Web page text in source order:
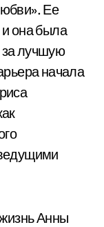
Ее
она была
за лучшую
начала
Анны